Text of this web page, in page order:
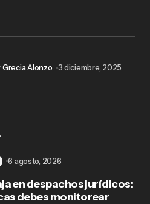
Grecia Alonzo 3 diciembre, 2025
en despachos jurídicos:
debes monitorear
6 agosto, 2026